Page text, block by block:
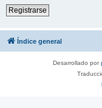
Registrarse
Índice general
Desarrollado por